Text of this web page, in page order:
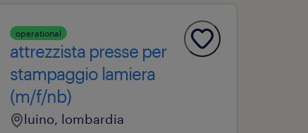
operational
attrezzista presse per
stampaggio lamiera
(m/f/nb)
luino, lombardia